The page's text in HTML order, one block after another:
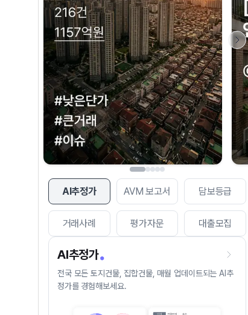
AI추정가 AVM 보고서 담보등급
거래사례 평가자문 대출모집
AI추정가
전국 모든 토지건물, 집합건물, 매월 업데이트되는 AI추
정가를 경험해보세요.